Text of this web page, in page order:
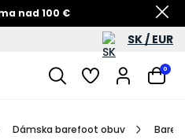
nad 100 €
až do 60 %
SK / EUR
0
Dámska barefoot obuv